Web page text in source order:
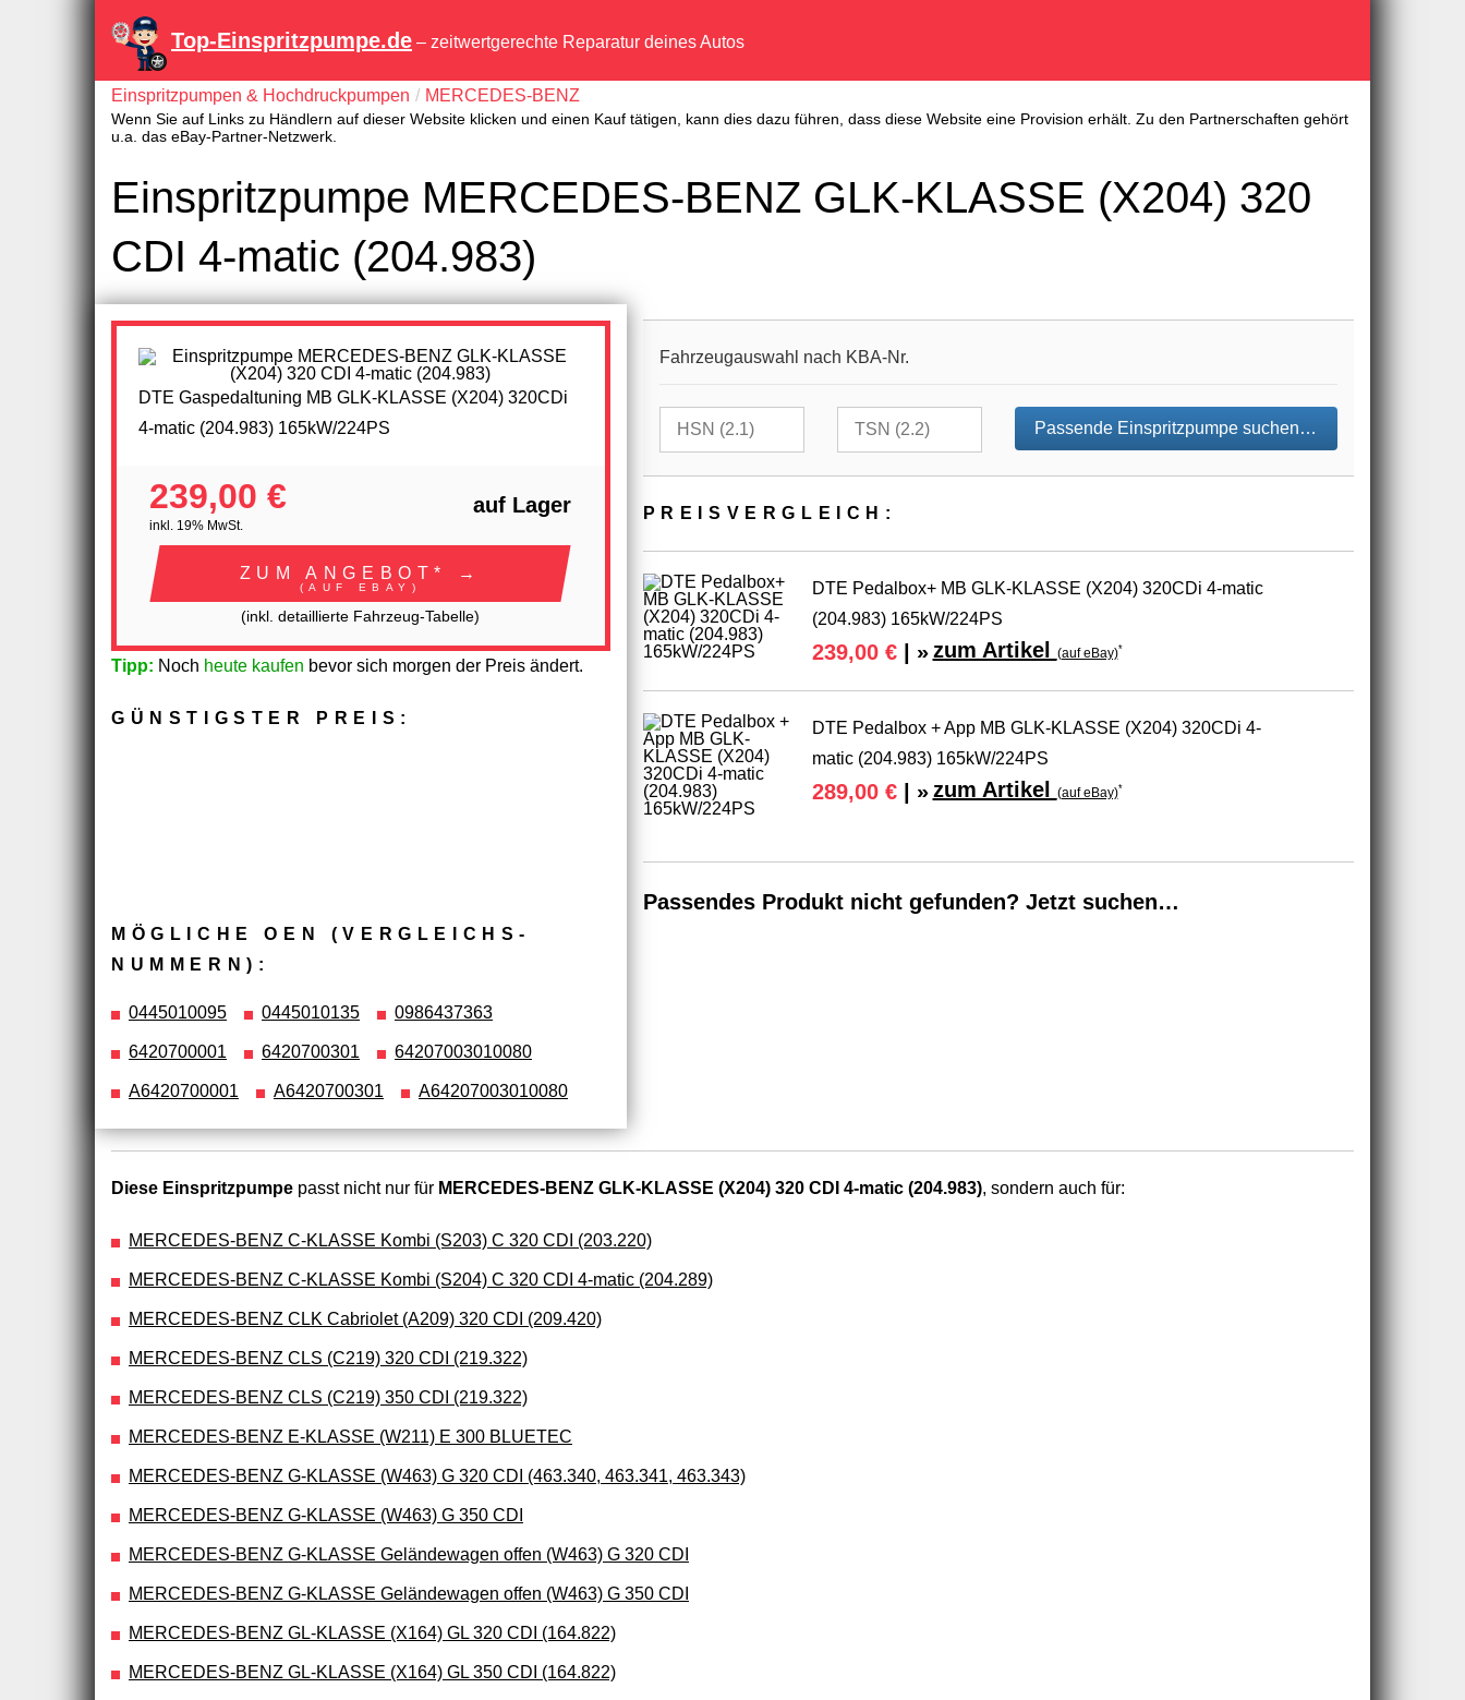
Top-Einspritzpumpe.de – zeitwertgerechte Reparatur deines Autos
Einspritzpumpen & Hochdruckpumpen MERCEDES-BENZ
Wenn Sie auf Links zu Händlern auf dieser Website klicken und einen Kauf tätigen, kann dies dazu führen, dass diese Website eine Provision erhält. Zu den Partnerschaften gehört
u.a. das eBay-Partner-Netzwerk.
Einspritzpumpe MERCEDES-BENZ GLK-KLASSE (X204) 320
CDI 4-matic (204.983)
DTE Gaspedaltuning MB GLK-KLASSE (X204) 320CDi
4-matic (204.983) 165kW/224PS
239,00 €
inkl. 19% MwSt.
auf Lager
ZUM ANGEBOT* →
(AUF EBAY)
(inkl. detaillierte Fahrzeug-Tabelle)
Tipp: Noch heute kaufen bevor sich morgen der Preis ändert.
GÜNSTIGSTER PREIS:
MÖGLICHE OEN (VERGLEICHS­
NUMMERN):
0445010095 0445010135 0986437363
6420700001 6420700301 64207003010080
A6420700001 A6420700301 A64207003010080
Fahrzeugauswahl nach KBA-Nr.
Passende Einspritzpumpe suchen…
PREIS­VER­GLEICH:
DTE Pedalbox+ MB GLK-KLASSE (X204) 320CDi 4-matic
(204.983) 165kW/224PS
239,00 €| » zum Artikel (auf eBay)*
DTE Pedalbox + App MB GLK-KLASSE (X204) 320CDi 4-
matic (204.983) 165kW/224PS
289,00 €| » zum Artikel (auf eBay)*
Passendes Produkt nicht gefunden? Jetzt suchen…
Diese Einspritzpumpe passt nicht nur für MERCEDES-BENZ GLK-KLASSE (X204) 320 CDI 4-matic (204.983), sondern auch für:
MERCEDES-BENZ C-KLASSE Kombi (S203) C 320 CDI (203.220)
MERCEDES-BENZ C-KLASSE Kombi (S204) C 320 CDI 4-matic (204.289)
MERCEDES-BENZ CLK Cabriolet (A209) 320 CDI (209.420)
MERCEDES-BENZ CLS (C219) 320 CDI (219.322)
MERCEDES-BENZ CLS (C219) 350 CDI (219.322)
MERCEDES-BENZ E-KLASSE (W211) E 300 BLUETEC
MERCEDES-BENZ G-KLASSE (W463) G 320 CDI (463.340, 463.341, 463.343)
MERCEDES-BENZ G-KLASSE (W463) G 350 CDI
MERCEDES-BENZ G-KLASSE Geländewagen offen (W463) G 320 CDI
MERCEDES-BENZ G-KLASSE Geländewagen offen (W463) G 350 CDI
MERCEDES-BENZ GL-KLASSE (X164) GL 320 CDI (164.822)
MERCEDES-BENZ GL-KLASSE (X164) GL 350 CDI (164.822)